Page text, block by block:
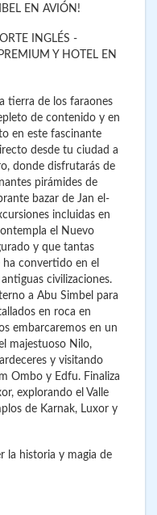
EN AVIÓN!
INGLÉS -
Y HOTEL EN
tierra de los faraones
de contenido y en
en este fascinante
desde tu ciudad a
donde disfrutarás de
pirámides de
bazar de Jan el-
incluidas en
el Nuevo
y que tantas
convertido en el
civilizaciones.
a Abu Simbel para
en roca en
embarcaremos en un
majestuoso Nilo,
y visitando
Ombo y Edfu. Finaliza
explorando el Valle
de Karnak, Luxor y
la historia y magia de